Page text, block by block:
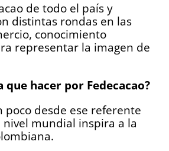
de todo el país y
distintas rondas en las
conocimiento
representar la imagen de
hacer por Fedecacao?
desde ese referente
nivel mundial inspira a la